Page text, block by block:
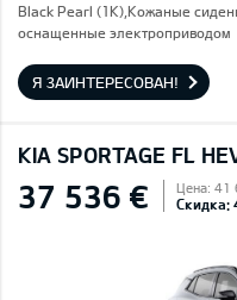
Black Pearl (1K),Кожаные
оснащенные электроприводом
Я ЗАИНТЕРЕСОВАН!
KIA SPORTAGE FL
37 536 € Цена: 41
Скидка: